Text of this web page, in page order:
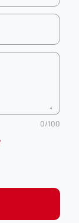
0/100